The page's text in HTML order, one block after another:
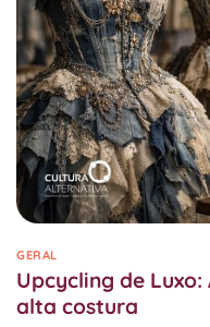
GERAL
Upcycling de
alta costura